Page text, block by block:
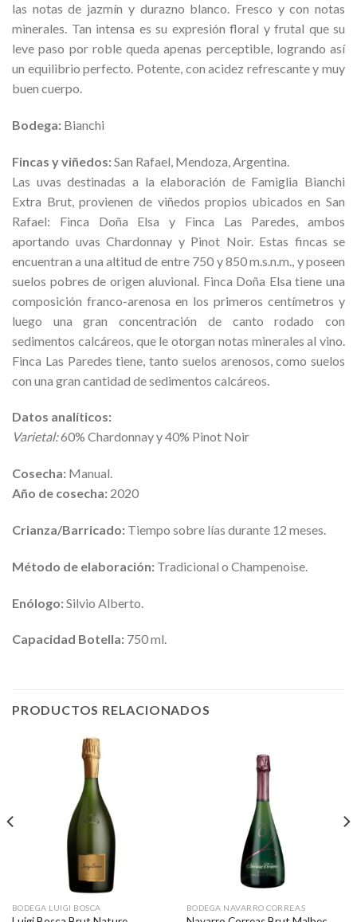
las notas de jazmín y durazno blanco. Fresco y con notas
minerales. Tan intensa es su expresión floral y frutal que su
leve paso por roble queda apenas perceptible, logrando así
un equilibrio perfecto. Potente, con acidez refrescante y muy
buen cuerpo.
Bodega: Bianchi
Fincas y viñedos:San Rafael, Mendoza, Argentina.
Las uvas destinadas a la elaboración de Famiglia Bianchi
Extra Brut, provienen de viñedos propios ubicados en San
Rafael: Finca Doña Elsa y Finca Las Paredes, ambos
aportando uvas Chardonnay y Pinot Noir. Estas fincas se
encuentran a una altitud de entre 750 y 850 m.s.n.m., y poseen
suelos pobres de origen aluvional. Finca Doña Elsa tiene una
composición franco-arenosa en los primeros centímetros y
luego una gran concentración de canto rodado con
sedimentos calcáreos, que le otorgan notas minerales al vino.
Finca Las Paredes tiene, tanto suelos arenosos, como suelos
con una gran cantidad de sedimentos calcáreos.
Datos analíticos:
Varietal:60% Chardonnay y 40% Pinot Noir
Cosecha: Manual.
Año de cosecha: 2020
Crianza/Barricado: Tiempo sobre lías durante 12 meses.
Método de elaboración: Tradicional o Champenoise.
Enólogo:Silvio Alberto.
Capacidad Botella: 750 ml.
PRODUCTOS RELACIONADOS
BODEGA LUIGI BOSCA BODEGA NAVARRO CORREAS